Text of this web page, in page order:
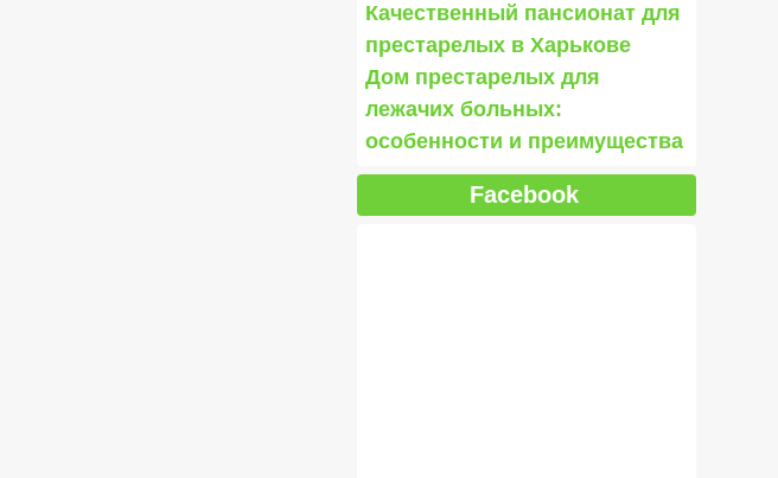
Качественный пансионат для
престарелых в Харькове
Дом престарелых для
лежачих больных:
особенности и преимущества
Facebook